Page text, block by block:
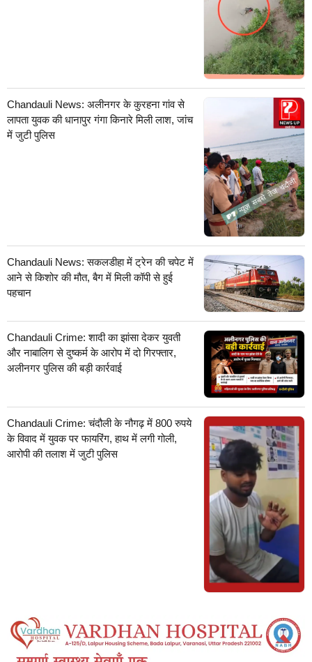
Chandauli News: अलीनगर के कुरहना गांव से
लापता युवक की धानापुर गंगा किनारे मिली लाश, जांच
में जुटी पुलिस
Chandauli News: सकलडीहा में ट्रेन की चपेट में
आने से किशोर की मौत, बैग में मिली कॉपी से हुई
पहचान
Chandauli Crime: शादी का झांसा देकर युवती
और नाबालिग से दुष्कर्म के आरोप में दो गिरफ्तार,
अलीनगर पुलिस की बड़ी कार्रवाई
Chandauli Crime: चंदौली के नौगढ़ में 800 रुपये
के विवाद में युवक पर फायरिंग, हाथ में लगी गोली,
आरोपी की तलाश में जुटी पुलिस